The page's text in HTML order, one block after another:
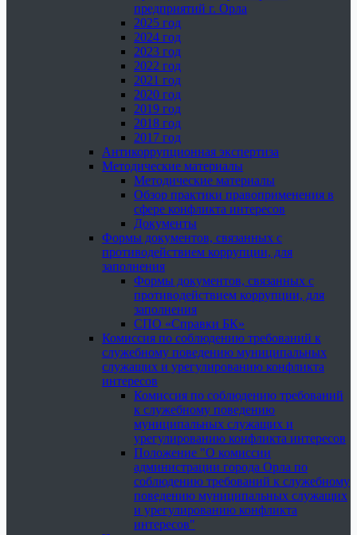
предприятий г. Орла
2025 год
2024 год
2023 год
2022 год
2021 год
2020 год
2019 год
2018 год
2017 год
Антикоррупционная экспертиза
Методические материалы
Методические материалы
Обзор практики правоприменения в
сфере конфликта интересов
Документы
Формы документов, связанных с
противодействием коррупции, для
заполнения
Формы документов, связанных с
противодействием коррупции, для
заполнения
СПО «Справки БК»
Комиссия по соблюдению требований к
служебному поведению муниципальных
служащих и урегулированию конфликта
интересов
Комиссия по соблюдению требований
к служебному поведению
муниципальных служащих и
урегулированию конфликта интересов
Положение "О комиссии
администрации города Орла по
соблюдению требований к служебному
поведению муниципальных служащих
и урегулированию конфликта
интересов"